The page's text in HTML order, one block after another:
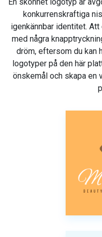
konkurrenskraftiga
igenkännbar identitet.
med några
dröm, eftersom du kan
logotyper på den här
önskemål och skapa en